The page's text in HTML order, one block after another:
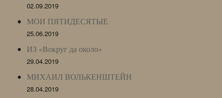
02.09.2019
МОИ ПЯТИДЕСЯТЫЕ
25.06.2019
ИЗ «Вокруг да около»
29.04.2019
МИХАИЛ ВОЛЬКЕНШТЕЙН
28.04.2019